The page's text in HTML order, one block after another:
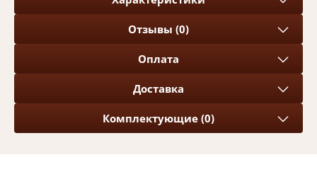
Отзывы (0)
Оплата
Доставка
Комплектующие (0)